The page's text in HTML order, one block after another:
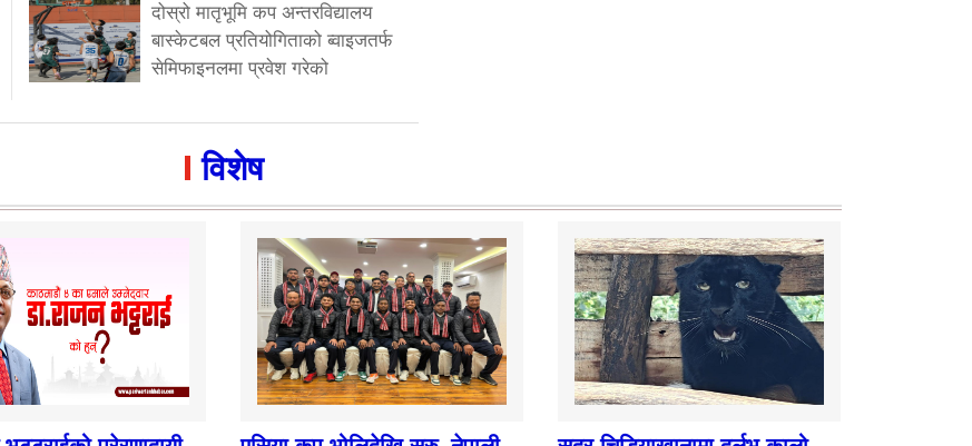
दोस्रो मातृभूमि कप अन्तरविद्यालय
बास्केटबल प्रतियोगिताको ब्वाइजतर्फ
सेमिफाइनलमा प्रवेश गरेको
विशेष